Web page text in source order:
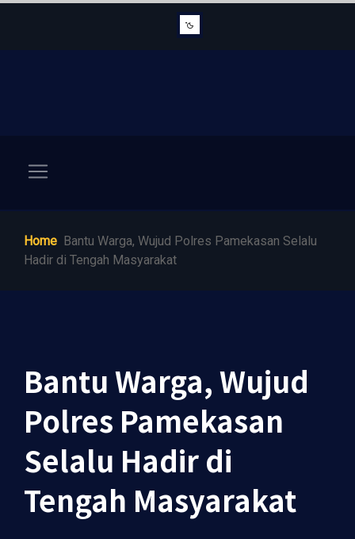
Home Bantu Warga, Wujud Polres Pamekasan Selalu
Hadir di Tengah Masyarakat
Bantu Warga, Wujud
Polres Pamekasan
Selalu Hadir di
Tengah Masyarakat